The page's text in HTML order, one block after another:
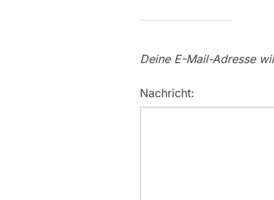
Deine E-Mail-Adresse
Nachricht: